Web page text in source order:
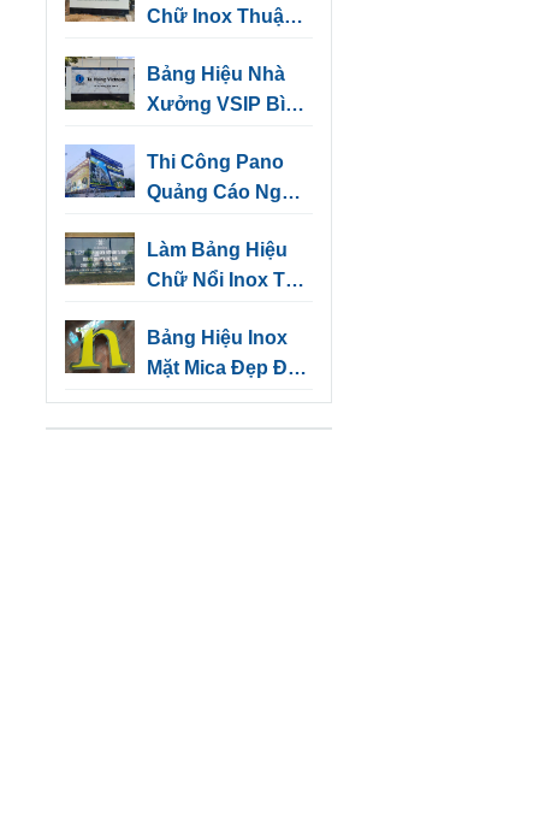
Chữ Inox Thuận
Bảng Hiệu Nhà
Xưởng VSIP Bình
Hiệu Kho, Nhà
Máy
Thi Công Pano
Quảng Cáo Ngoài
Dương
Làm Bảng Hiệu
Chữ Nổi Inox Thủ
Cáo Tín Nghĩa
Bảng Hiệu Inox
Mặt Mica Đẹp Độc
Đáo Cho Kinh
Doanh